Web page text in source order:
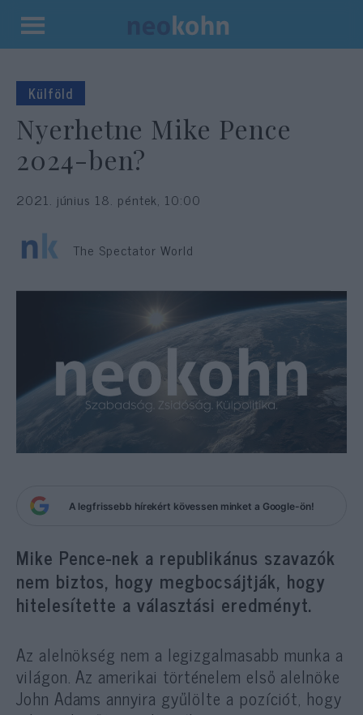
Kilépés
tartalomba
Külföld
Nyerhetne Mike Pence
2024-ben?
2021. június 18. péntek, 10:00
The Spectator World
A legfrissebb hírekért kövessen minket a Google-ön!
Mike Pence-nek a republikánus szavazók
nem biztos, hogy megbocsájtják, hogy
hitelesítette a választási eredményt.
Az alelnökség nem a legizgalmasabb munka a
világon. Az amerikai történelem első alelnöke
John Adams annyira gyűlölte a pozíciót, hogy